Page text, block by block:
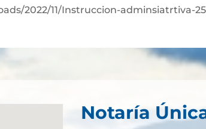
2022/11/Instruccion-adminsiatrtiva-
Notaría